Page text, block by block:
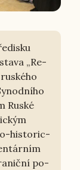
„Re­
Ruské
his­to­ric­
po­